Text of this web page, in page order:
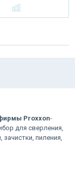
Proxxon-
для сверления,
пиления,